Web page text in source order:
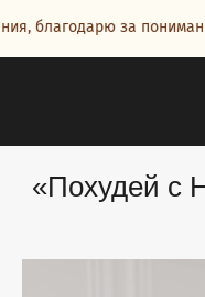
за понимание ❤️
«Похудей с